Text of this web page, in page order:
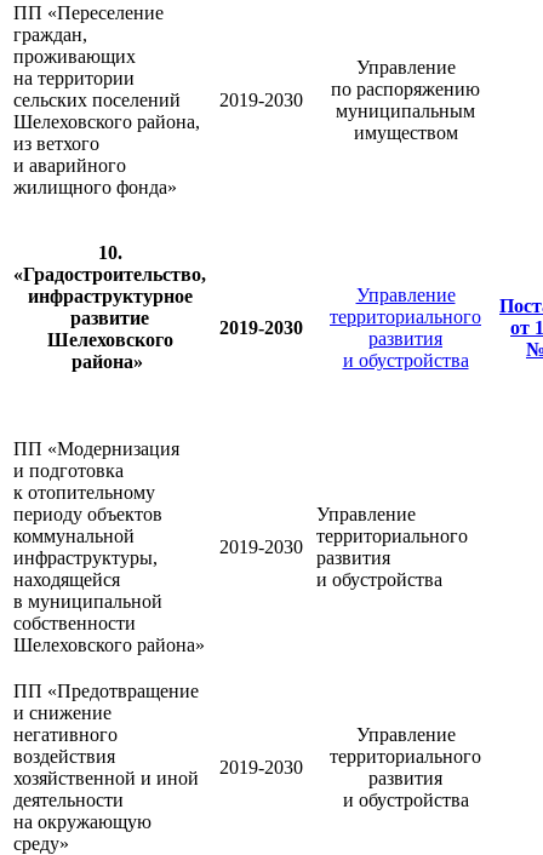
ПП «Переселение
граждан,
проживающих
на территории
сельских поселений
Шелеховского района,
из ветхого
и аварийного
жилищного фонда»
2019-2030
Управление
по распоряжению
муниципальным
имуществом
10.
«Градостроительство,
инфраструктурное
развитие
Шелеховского
района»
2019-2030
Управление
территориального
развития
и обустройства
от
№
ПП «Модернизация
и подготовка
к отопительному
периоду объектов
коммунальной
инфраструктуры,
находящейся
в муниципальной
собственности
Шелеховского района»
2019-2030
Управление
территориального
развития
и обустройства
ПП «Предотвращение
и снижение
негативного
воздействия
хозяйственной и иной
деятельности
на окружающую
среду»
2019-2030
Управление
территориального
развития
и обустройства